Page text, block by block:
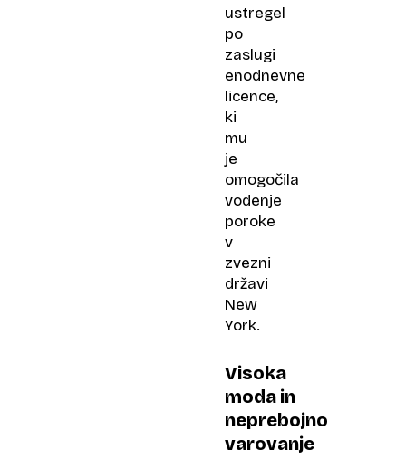
ustregel
po
zaslugi
enodnevne
licence,
ki
mu
je
omogočila
vodenje
poroke
v
zvezni
državi
New
York.
Visoka
moda in
neprebojno
varovanje